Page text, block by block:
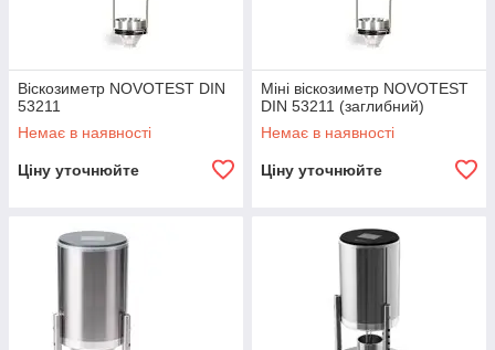
Віскозиметр NOVOTEST DIN
53211
Немає в наявності
Ціну уточнюйте
Міні віскозиметр NOVOTEST
DIN 53211 (заглибний)
Немає в наявності
Ціну уточнюйте